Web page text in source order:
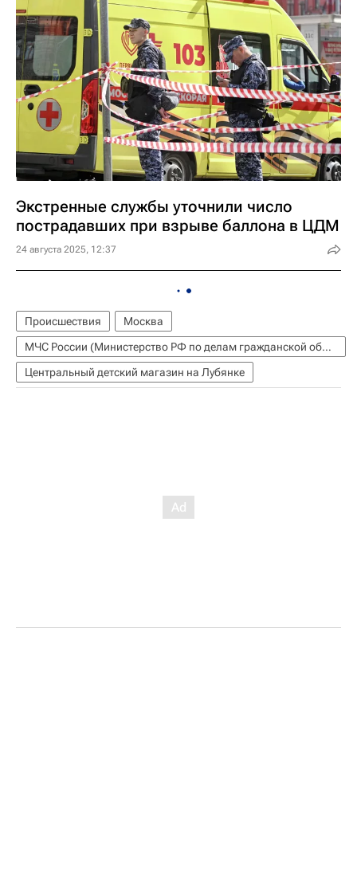
Экстренные службы уточнили число
пострадавших при взрыве баллона в ЦДМ
24 августа 2025, 12:37
Происшествия
Москва
МЧС России (Министерство РФ по делам гражданской обороны, чрезвычайным ситуациям и ликвидации последствий стихийных бедствий)
Центральный детский магазин на Лубянке